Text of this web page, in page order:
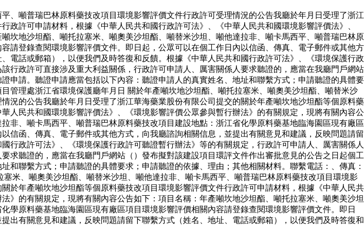
、噸普瑞巴林原料藥技改項目環境影響評價文件行政許可受理情況的公告我廳於年月日受理了浙江
許可申請材料，根據《中華人民共和國行政許可法》、《中華人民共和國環境影響評價法》、
坎地沙坦酯、噸托拉塞米、噸奧美沙坦酯、噸替米沙坦、噸他達拉非、噸卡馬西平、噸普瑞巴林原
請登錄查閱環境影響評價文件。即日起，公眾可以在個工作日內以信函、傳真、電子郵件或其他方
電話或郵箱），以便我們及時答復和反饋。根據《中華人民共和國行政許可法》、《環境保護行政
行政許可直接涉及重大利益關係，行政許可申請人、厲害關係人要求聽證的，應當在我廳門戶網站
申請。聽證申請應當包括以下內容：聽證申請人的真實姓名、地址和聯繫方式；申請聽證的具體要
管理處浙江省環境保護廳年月日 關於年產噸坎地沙坦酯、噸托拉塞米、噸奧美沙坦酯、噸替米沙
況的公告我廳於年月日受理了浙江華海藥業股份有限公司提交的關於年產噸坎地沙坦酯等個原料藥
人民共和國環境影響評價法》、《環境影響評價公眾參與暫行辦法》的有關規定，現將有關內容公
非、噸卡馬西平、噸普瑞巴林原料藥技改項目建設地點：浙江省化學原料藥基地臨海園區現有廠區
信函、傳真、電子郵件或其他方式，向我廳諮詢相關信息，並提出有關意見和建議，反映問題請留
政許可法》、《環境保護行政許可聽證暫行辦法》等的有關規定，行政許可申請人、厲害關係人
求聽證的，應當在我廳門戶網站（）發布擬對該建設項目環評文件作出審批意見的公告之日起個工
聯繫方式；申請聽證的具體要求；申請聽證的依據、理由；其他相關材料。聯繫電話：、傳真：
米、噸奧美沙坦酯、噸替米沙坦、噸他達拉非、噸卡馬西平、噸普瑞巴林原料藥技改項目環境影
於年產噸坎地沙坦酯等個原料藥技改項目環境影響評價文件行政許可申請材料，根據《中華人民共
的有關規定，現將有關內容公告如下：項目名稱：年產噸坎地沙坦酯、噸托拉塞米、噸奧美沙坦
原料藥基地臨海園區現有廠區項目環境影響評價相關內容請登錄查閱環境影響評價文件。即日
出有關意見和建議，反映問題請留下聯繫方式（姓名、地址、電話或郵箱），以便我們及時答復和